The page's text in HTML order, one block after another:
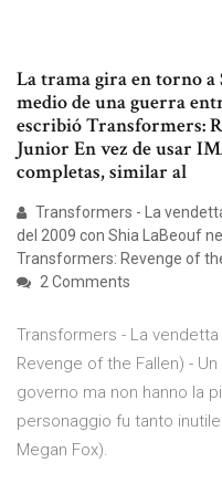
La trama gira en torno
medio de una guerra
escribió Transformers:
Junior En vez de usar
completas, similar al
Transformers - La
del 2009 con Shia LaBeouf
Transformers: Revenge of
2 Comments
Transformers - La
Revenge of the Fallen) -
governo ma non hanno la
personaggio fu tanto
Megan Fox).